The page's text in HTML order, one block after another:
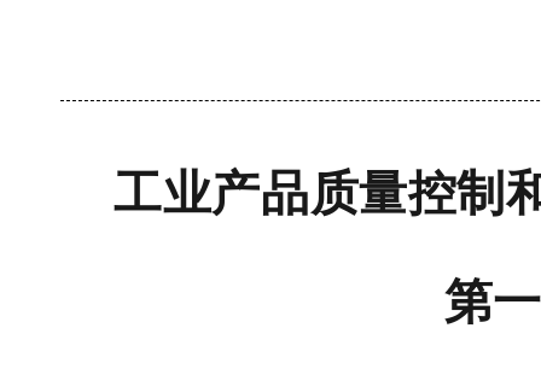
工业产品质量控制
第